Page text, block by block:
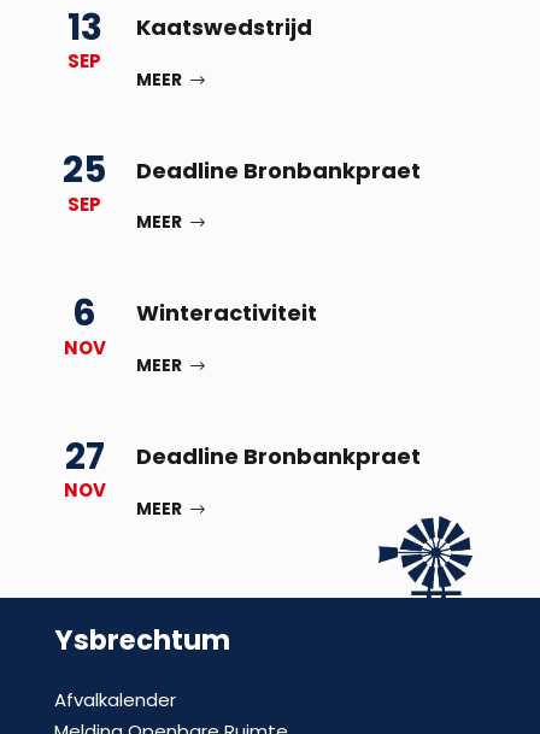
13
SEP
Kaatswedstrijd
MEER
25
SEP
Deadline Bronbankpraet
MEER
6
NOV
Winteractiviteit
MEER
27
NOV
Deadline Bronbankpraet
MEER
Ysbrechtum
Afvalkalender